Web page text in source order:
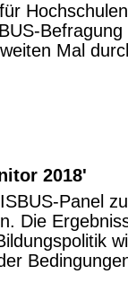
Mal
2018'
Panel
Die